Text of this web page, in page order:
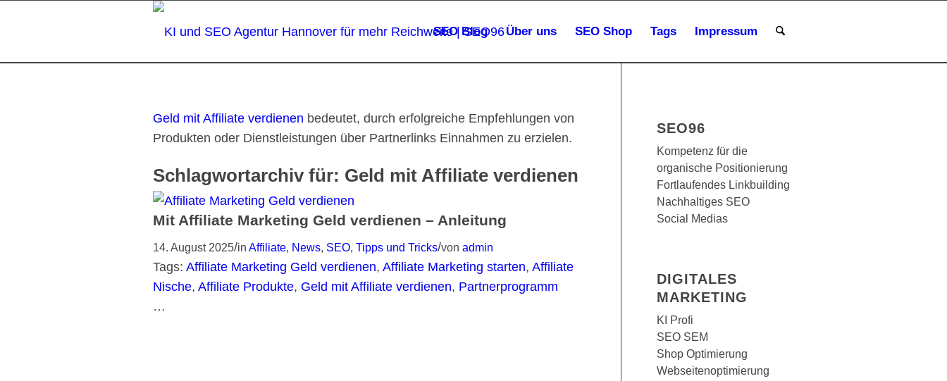
SEO Blog Über uns SEO Shop Tags Impressum
Geld mit Affiliate verdienen bedeutet, durch erfolgreiche Empfehlungen von
Produkten oder Dienstleistungen über Partnerlinks Einnahmen zu erzielen.
Schlagwortarchiv für: Geld mit Affiliate verdienen
Mit Affiliate Marketing Geld verdienen – Anleitung
14. August 2025/in Affiliate, News, SEO, Tipps und Tricks/von admin
Tags: Affiliate Marketing Geld verdienen, Affiliate Marketing starten, Affiliate
Nische, Affiliate Produkte, Geld mit Affiliate verdienen, Partnerprogramm
…
SEO96
Kompetenz für die
organische Positionierung
Fortlaufendes Linkbuilding
Nachhaltiges SEO
Social Medias
DIGITALES
MARKETING
KI Profi
SEO SEM
Shop Optimierung
Webseitenoptimierung